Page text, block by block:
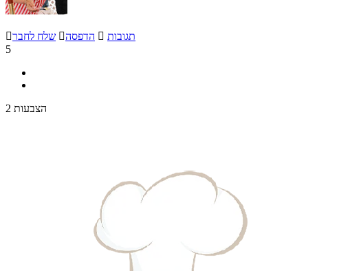
שלח לחבר הדפסה  תגובות
5
2 הצבעות